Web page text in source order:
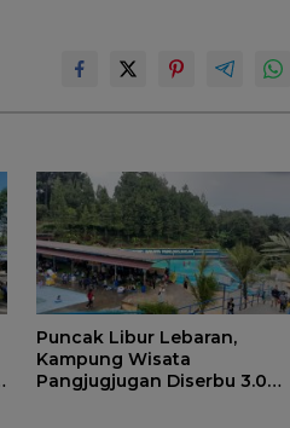
Puncak Libur Lebaran,
Kampung Wisata
Pangjugjugan Diserbu 3.000